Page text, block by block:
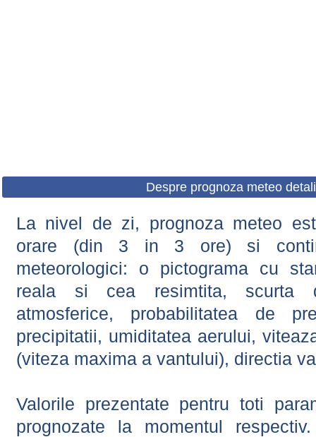
Despre prognoza meteo
La nivel de zi, prognoza meteo
orare (din 3 in 3 ore) si
meteorologici: o pictograma cu
reala si cea resimtita, scurta
atmosferice, probabilitatea de
precipitatii, umiditatea aerului,
(viteza maxima a vantului), directia
Valorile prezentate pentru toti
prognozate la momentul